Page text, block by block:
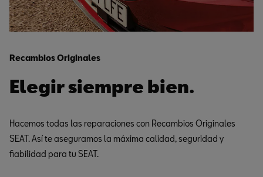
Recambios Originales
Elegir siempre bien.
Hacemos todas las reparaciones con Recambios Originales
SEAT. Así te aseguramos la máxima calidad, seguridad y
fiabilidad para tu SEAT.